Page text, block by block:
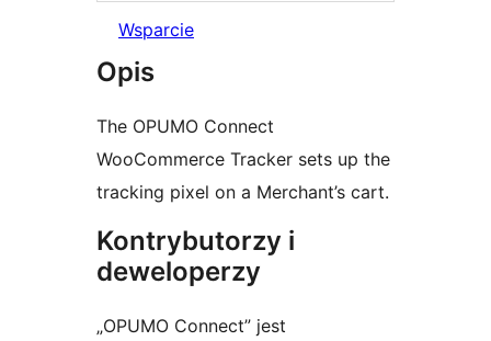
Wsparcie
Opis
The OPUMO Connect
WooCommerce Tracker sets up the
tracking pixel on a Merchant’s cart.
Kontrybutorzy i
deweloperzy
„OPUMO Connect” jest